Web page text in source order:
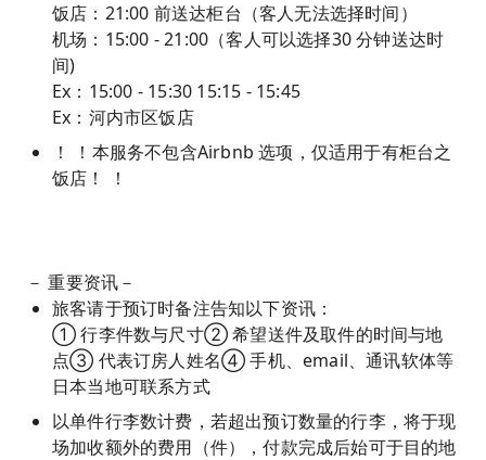
饭店：21:00 前送达柜台（客人无法选择时间）
机场：15:00 - 21:00（客人可以选择30 分钟送达时
间)
Ex：15:00 - 15:30 15:15 - 15:45
Ex：河内市区饭店
！ ！本服务不包含Airbnb 选项，仅适用于有柜台之
饭店！ ！
－ 重要资讯－
旅客请于预订时备注告知以下资讯：
① 行李件数与尺寸② 希望送件及取件的时间与地
点③ 代表订房人姓名④ 手机、email、通讯软体等
日本当地可联系方式
以单件行李数计费，若超出预订数量的行李，将于现
场加收额外的费用（件），付款完成后始可于目的地